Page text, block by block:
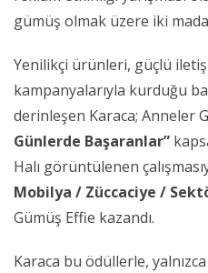
gümüş olmak üzere iki
Yenilikçi ürünleri, güçlü
kampanyalarıyla kurduğu
derinleşen Karaca; Anneler
Günlerde Başaranlar”
Halı görüntülenen
Mobilya / Züccaciye /
Gümüş Effie kazandı.
Karaca bu ödüllerle,